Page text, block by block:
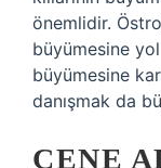
önemlidir.
büyümesine
büyümesine
danışmak da
ÇENE